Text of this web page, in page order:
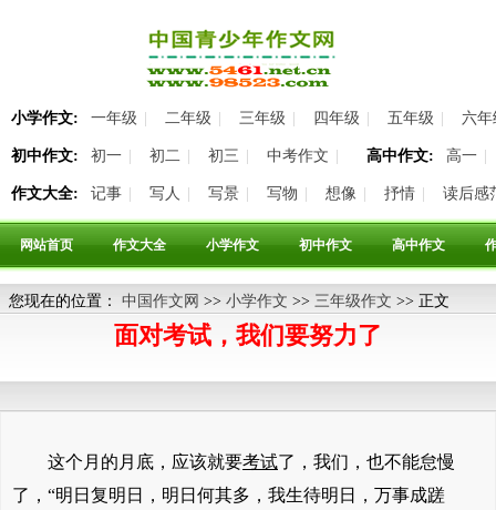
小学作文: 一年级 二年级 三年级 四年级 五年级 六年
初中作文: 初一 初二 初三 中考作文 高中作文: 高一
作文大全: 记事 写人 写景 写物 想像 抒情 读后感
网站首页 作文大全 小学作文 初中作文 高中作文
您现在的位置： 中国作文网 >> 小学作文 >> 三年级作文 >> 正文
面对考试，我们要努力了
这个月的月底，应该就要考试了，我们，也不能怠慢
了，“明日复明日，明日何其多，我生待明日，万事成蹉